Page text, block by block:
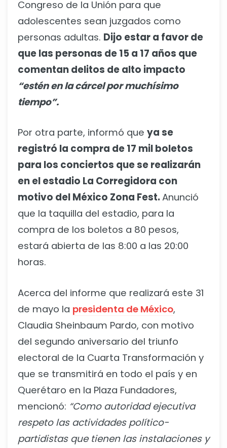
Congreso de la Unión para que
adolescentes sean juzgados como
personas adultas. Dijo estar a favor de
que las personas de 15 a 17 años que
comentan delitos de alto impacto
“estén en la cárcel por muchísimo
tiempo”.
Por otra parte, informó que ya se
registró la compra de 17 mil boletos
para los conciertos que se realizarán
en el estadio La Corregidora con
motivo del México Zona Fest.Anunció
que la taquilla del estadio, para la
compra de los boletos a 80 pesos,
estará abierta de las 8:00 a las 20:00
horas.
Acerca del informe que realizará este 31
de mayo la presidenta de México,
Claudia Sheinbaum Pardo, con motivo
del segundo aniversario del triunfo
electoral de la Cuarta Transformación y
que se transmitirá en todo el país y en
Querétaro en la Plaza Fundadores,
mencionó: “Como autoridad ejecutiva
respeto las actividades político-
partidistas que tienen las instalaciones y